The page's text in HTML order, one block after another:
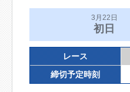
3月22日
初日
レース
締切予定時刻